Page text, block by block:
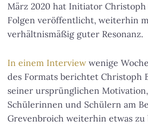
März 2020 hat Initiator Christoph
Folgen veröffentlicht, weiterhin
verhältnismäßig guter Resonanz.
In einem Interview wenige
des Formats berichtet Christoph
seiner ursprünglichen
Schülerinnen und Schülern am
Grevenbroich weiterhin etwas zu